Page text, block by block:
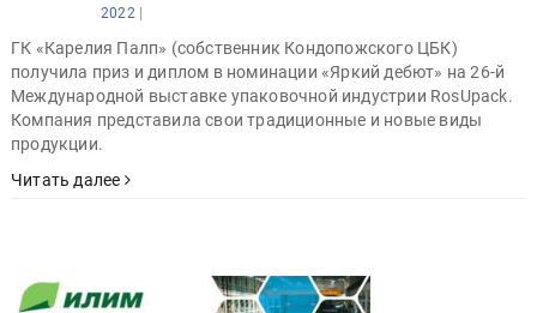
2022 |
ГК «Карелия Палп» (собственник Кондопожского ЦБК)
получила приз и диплом в номинации «Яркий дебют» на 26-й
Международной выставке упаковочной индустрии RosUpack.
Компания представила свои традиционные и новые виды
продукции.
Читать далее